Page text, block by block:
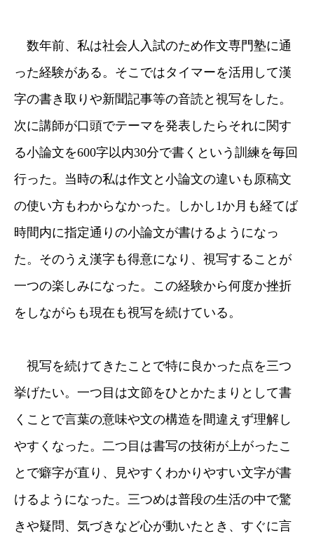
数年前、私は社会人入試のため作文専門塾に通
った経験がある。そこではタイマーを活用して漢
字の書き取りや新聞記事等の音読と視写をした。
次に講師が口頭でテーマを発表したらそれに関す
る小論文を600字以内30分で書くという訓練を毎回
行った。当時の私は作文と小論文の違いも原稿文
の使い方もわからなかった。しかし1か月も経てば
時間内に指定通りの小論文が書けるようになっ
た。そのうえ漢字も得意になり、視写することが
一つの楽しみになった。この経験から何度か挫折
をしながらも現在も視写を続けている。
視写を続けてきたことで特に良かった点を三つ
挙げたい。一つ目は文節をひとかたまりとして書
くことで言葉の意味や文の構造を間違えず理解し
やすくなった。二つ目は書写の技術が上がったこ
とで癖字が直り、見やすくわかりやすい文字が書
けるようになった。三つめは普段の生活の中で驚
きや疑問、気づきなど心が動いたとき、すぐに言